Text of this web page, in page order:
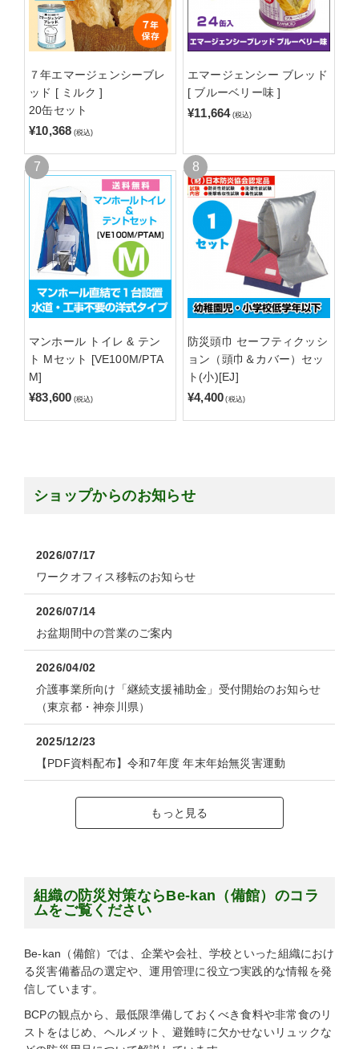
７年エマージェンシーブレ
ッド [ ミルク ]
20缶セット
¥10,368 (税込)
エマージェンシー ブレッド
[ ブルーベリー味 ]
¥11,664 (税込)
マンホール トイレ & テン
ト Mセット [VE100M/PTA
M]
¥83,600 (税込)
防災頭巾 セーフティクッシ
ョン（頭巾＆カバー）セッ
ト(小)[EJ]
¥4,400 (税込)
ショップからのお知らせ
2026/07/17
ワークオフィス移転のお知らせ
2026/07/14
お盆期間中の営業のご案内
2026/04/02
介護事業所向け「継続支援補助金」受付開始のお知らせ
（東京都・神奈川県）
2025/12/23
【PDF資料配布】令和7年度 年末年始無災害運動
もっと見る
組織の防災対策ならBe-kan（備館）のコラ
ムをご覧ください
Be-kan（備館）では、企業や会社、学校といった組織におけ
る災害備蓄品の選定や、運用管理に役立つ実践的な情報を発
信しています。
BCPの観点から、最低限準備しておくべき食料や非常食のリ
ストをはじめ、ヘルメット、避難時に欠かせないリュックな